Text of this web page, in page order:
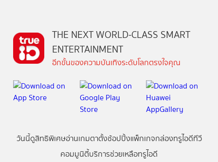
THE NEXT WORLD-CLASS SMART
ENTERTAINMENT
อีกขั้นของความบันเทิงระดับโลกตรงใจคุณ
วันนี้ดูสิทธิพิเศษอ่านเกมตาตั้งช้อปปิ้งแพ็กเกจกล่องทรูไอดีทีวี
คอมมูนิตี้บริการช่วยเหลือทรูไอดี